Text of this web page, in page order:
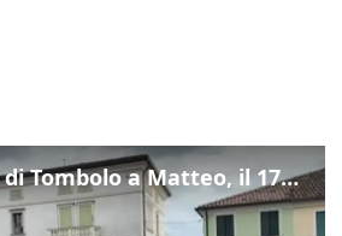
L'ultimo saluto di Tombolo a Matteo, il 17enne morto di tumore. Il video